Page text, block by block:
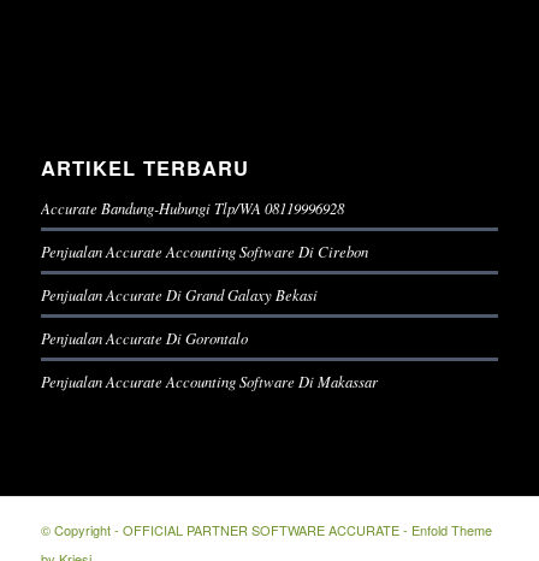
ARTIKEL TERBARU
Accurate Bandung-Hubungi Tlp/WA 08119996928
Penjualan Accurate Accounting Software Di Cirebon
Penjualan Accurate Di Grand Galaxy Bekasi
Penjualan Accurate Di Gorontalo
Penjualan Accurate Accounting Software Di Makassar
© Copyright - OFFICIAL PARTNER SOFTWARE ACCURATE- Enfold Theme